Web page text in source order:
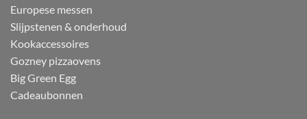
Europese messen
Slijpstenen & onderhoud
Kookaccessoires
Gozney pizzaovens
Big Green Egg
Cadeaubonnen